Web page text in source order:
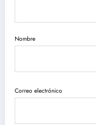
Nombre
Correo electrónico